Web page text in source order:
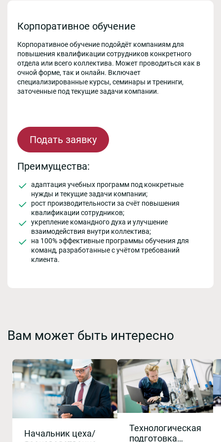
Корпоративное обучение
Корпоративное обучение подойдёт компаниям для
повышения квалификации сотрудников конкретного
отдела или всего коллектива. Может проводиться как в
очной форме, так и онлайн. Включает
специализированные курсы, семинары и тренинги,
заточенные под текущие задачи компании.
Подать заявку
Преимущества:
адаптация учебных программ под конкретные
нужды и текущие задачи компании;
рост производительности за счёт повышения
квалификации сотрудников;
укрепление командного духа и улучшение
взаимодействия внутри коллектива;
на 100% эффективные программы обучения для
команд, разработанные с учётом требований
клиента.
Вам может быть интересно
Начальник цеха/
Технологическая
подготовка